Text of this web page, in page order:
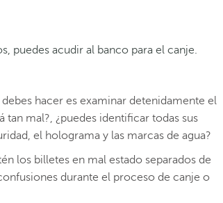
puedes acudir al banco para el canje.
hacer es examinar detenidamente el
tan mal?, ¿puedes identificar todas sus
el holograma y las marcas de agua?
los billetes en mal estado separados de
durante el proceso de canje o